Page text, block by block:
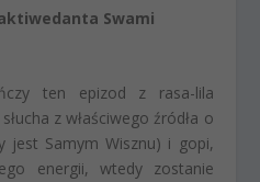
Swami
ten epizod z rasa-lila
z właściwego źródła o
jest Samym Wisznu) i gopi,
energii, wtedy zostanie